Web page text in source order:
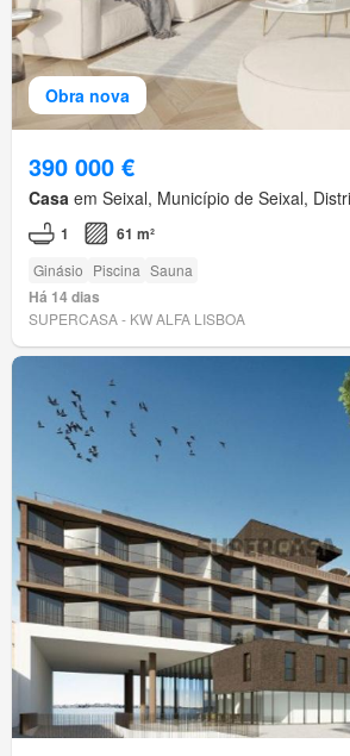
Obra nova
390 000 €
Casa em Seixal, Município de Seixal,
1 61 m²
Ginásio Piscina Sauna
Há 14 dias
SUPERCASA - KW ALFA LISBOA